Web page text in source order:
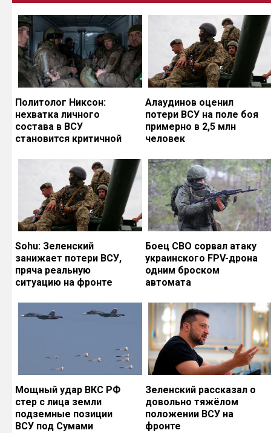
Политолог Никсон:
нехватка личного
состава в ВСУ
становится критичной
Алаудинов оценил
потери ВСУ на поле боя
примерно в 2,5 млн
человек
Sohu: Зеленский
занижает потери ВСУ,
пряча реальную
ситуацию на фронте
Боец СВО сорвал атаку
украинского FPV-дрона
одним броском
автомата
Мощный удар ВКС РФ
стер с лица земли
подземные позиции
ВСУ под Сумами
Зеленский рассказал о
довольно тяжёлом
положении ВСУ на
фронте